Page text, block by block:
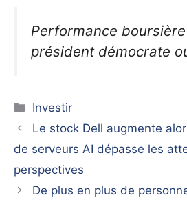
Performance
président démocrate
Catégories
Investir
Le stock Dell augmente
de serveurs AI dépasse les
perspectives
De plus en plus de